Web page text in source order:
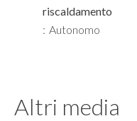
riscaldamento
Autonomo
Altri media